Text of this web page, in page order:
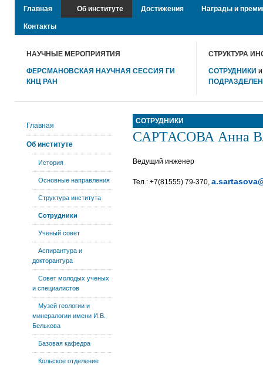
Главная Об институте Достижения Награды и
Контакты
НАУЧНЫЕ МЕРОПРИЯТИЯ
ФЕРСМАНОВСКАЯ НАУЧНАЯ СЕССИЯ ГИ
КНЦ РАН
СТРУКТУРА
СОТРУДНИКИ
СОТРУДНИКИ
САРТАСОВА Анна
Ведущий инженер
Тел.: +7(81555) 79-370,
Главная
Об институте
История
Основные направления
Структура института
Сотрудники
Ученый совет
Аспирантура и
докторантура
Совет молодых ученых
и специалистов
Музей геологии и
минералогии имени И.В.
Белькова
Базовая кафедра
Кольское отделение